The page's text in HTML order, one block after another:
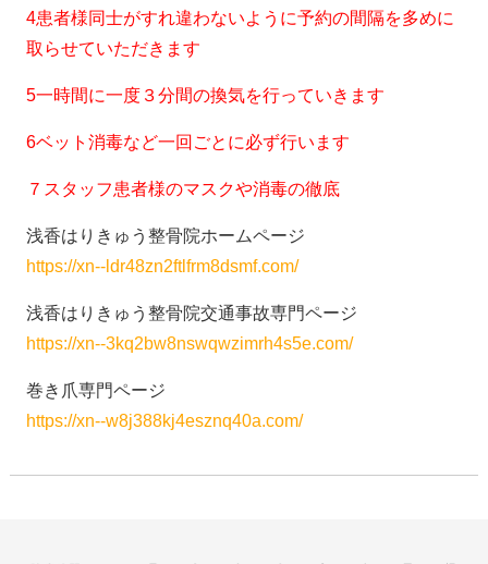
4患者様同士がすれ違わないように予約の間隔を多めに
取らせていただきます
5一時間に一度３分間の換気を行っていきます
6ベット消毒など一回ごとに必ず行います
７スタッフ患者様のマスクや消毒の徹底
浅香はりきゅう整骨院ホームページ
https://xn--ldr48zn2ftlfrm8dsmf.com/
浅香はりきゅう整骨院交通事故専門ページ
https://xn--3kq2bw8nswqwzimrh4s5e.com/
巻き爪専門ページ
https://xn--w8j388kj4esznq40a.com/